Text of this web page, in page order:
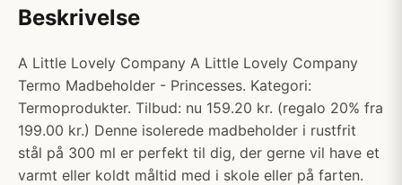
Beskrivelse
A Little Lovely Company A Little Lovely Company
Termo Madbeholder - Princesses. Kategori:
Termoprodukter. Tilbud: nu 159.20 kr. (regalo 20% fra
199.00 kr.) Denne isolerede madbeholder i rustfrit
stål på 300 ml er perfekt til dig, der gerne vil have et
varmt eller koldt måltid med i skole eller på farten.